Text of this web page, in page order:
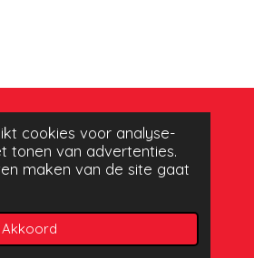
cookies voor analyse-
tonen van advertenties.
maken van de site gaat
Akkoord
22678 AV De Lier
Liora | De Lier